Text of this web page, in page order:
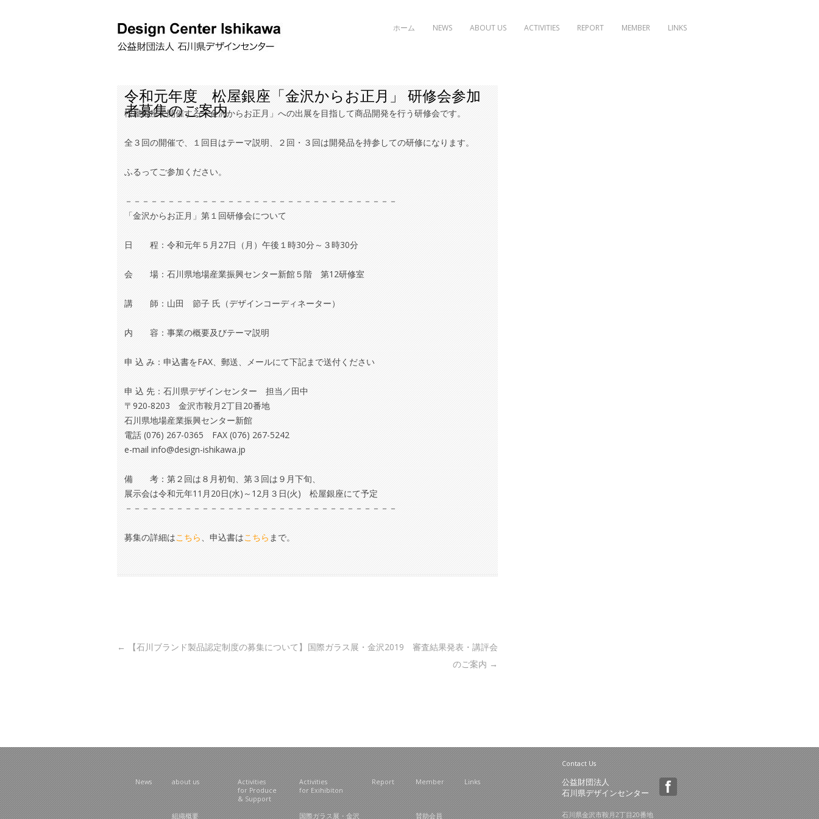
ホーム NEWS ABOUT US ACTIVITIES REPORT MEMBER LINKS
令和元年度 松屋銀座「金沢からお正月」 研修会参加
者募集のご案内
松屋銀座で開催する「金沢からお正月」への出展を目指して商品開発を行う研修会です。
全３回の開催で、１回目はテーマ説明、２回・３回は開発品を持参しての研修になります。
ふるってご参加ください。
－－－－－－－－－－－－－－－－－－－－－－－－－－－－－－－－
「金沢からお正月」第１回研修会について
日 程：令和元年５月27日（月）午後１時30分～３時30分
会 場：石川県地場産業振興センター新館５階 第12研修室
講 師：山田 節子 氏（デザインコーディネーター）
内 容：事業の概要及びテーマ説明
申 込 み：申込書をFAX、郵送、メールにて下記まで送付ください
申 込 先：石川県デザインセンター 担当／田中
〒920-8203 金沢市鞍月2丁目20番地
石川県地場産業振興センター新館
電話 (076) 267-0365 FAX (076) 267-5242
e-mail info@design-ishikawa.jp
備 考：第２回は８月初旬、第３回は９月下旬、
展示会は令和元年11月20日(水)～12月３日(火) 松屋銀座にて予定
－－－－－－－－－－－－－－－－－－－－－－－－－－－－－－－－
募集の詳細はこちら、申込書はこちらまで。
←
【石川ブランド製品認定制度の募集について】 国際ガラス展・金沢2019 審査結果発表・講評会
のご案内 →
News about us
Activities
for Produce
& Support
Activities
for Exihibiton
Report Member Links
組織概要 国際ガラス展・金沢 賛助会員
Contact Us
公益財団法人
石川県デザインセンター
石川県金沢市鞍月2丁目20番地